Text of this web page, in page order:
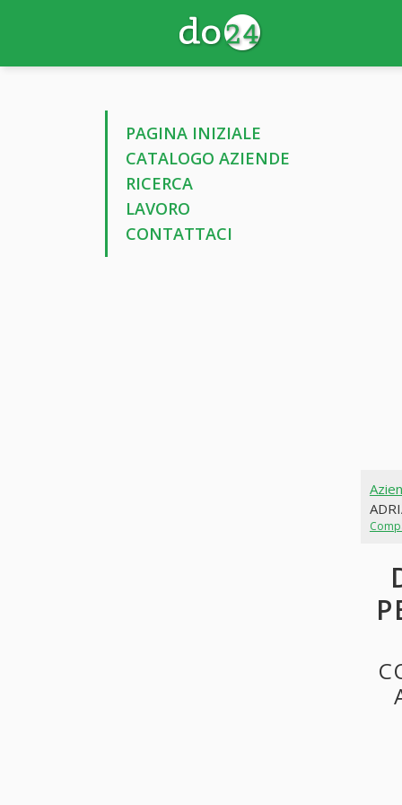
PAGINA INIZIALE
CATALOGO AZIENDE
RICERCA
LAVORO
CONTATTACI